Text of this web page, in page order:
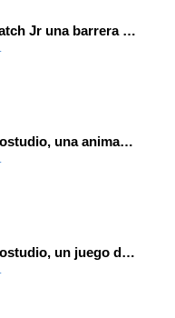
Programa con Scratch Jr una barrera que se desplaza para dar sensación de movimiento
Programa con Octostudio, una animación utilizando la cámara para una foto y audio y texto para comunicar.
Programa con Octostudio, un juego de Educación Víal cruzando un paso de cebra.